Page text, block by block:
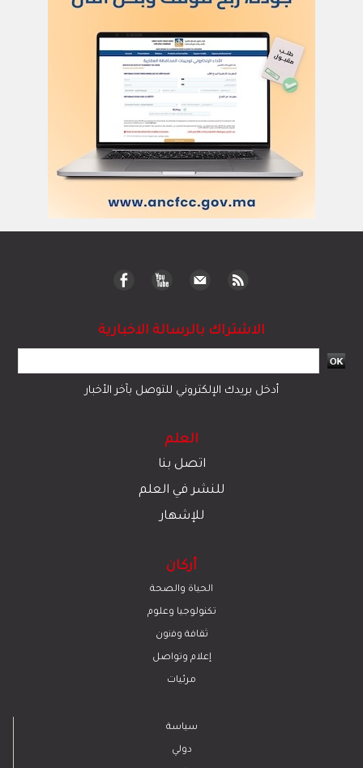
الاشتراك بالرسالة الاخبارية
أدخل بريدك الإلكتروني للتوصل بآخر الأخبار
العلم
اتصل بنا
للنشر في العلم
للإشهار
أركان
الحياة والصحة
تكنولوجيا وعلوم
ﺛﻘﺎﻓﺔ وﻓﻧون
إعلام وتواصل
مرئيات
سياسة
دولي